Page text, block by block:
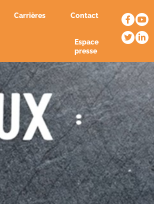
Carrières Contact
Espace
presse